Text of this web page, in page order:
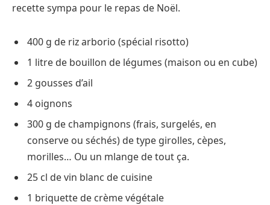
recette sympa pour le repas de Noël.
400 g de riz arborio (spécial risotto)
1 litre de bouillon de légumes (maison ou en cube)
2 gousses d’ail
4 oignons
300 g de champignons (frais, surgelés, en
conserve ou séchés) de type girolles, cèpes,
morilles… Ou un mlange de tout ça.
25 cl de vin blanc de cuisine
1 briquette de crème végétale